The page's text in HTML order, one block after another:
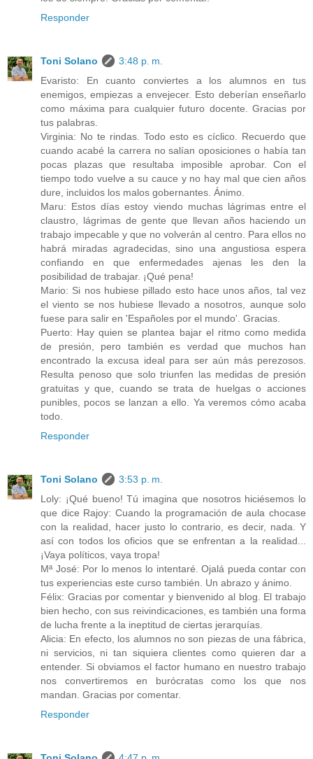
Responder
Toni Solano
3:48 p. m.
Evaristo: En cuanto conviertes a los alumnos en tus
enemigos, empiezas a envejecer. Esto deberían enseñarlo
como máxima para cualquier futuro docente. Gracias por
tus palabras.
Virginia: No te rindas. Todo esto es cíclico. Recuerdo que
cuando acabé la carrera no salían oposiciones o había tan
pocas plazas que resultaba imposible aprobar. Con el
tiempo todo vuelve a su cauce y no hay mal que cien años
dure, incluidos los malos gobernantes. Ánimo.
Maru: Estos días estoy viendo muchas lágrimas entre el
claustro, lágrimas de gente que llevan años haciendo un
trabajo impecable y que no volverán al centro. Para ellos no
habrá miradas agradecidas, sino una angustiosa espera
confiando en que enfermedades ajenas les den la
posibilidad de trabajar. ¡Qué pena!
Mario: Si nos hubiese pillado esto hace unos años, tal vez
el viento se nos hubiese llevado a nosotros, aunque solo
fuese para salir en 'Españoles por el mundo'. Gracias.
Puerto: Hay quien se plantea bajar el ritmo como medida
de presión, pero también es verdad que muchos han
encontrado la excusa ideal para ser aún más perezosos.
Resulta penoso que solo triunfen las medidas de presión
gratuitas y que, cuando se trata de huelgas o acciones
punibles, pocos se lanzan a ello. Ya veremos cómo acaba
todo.
Responder
Toni Solano
3:53 p. m.
Loly: ¡Qué bueno! Tú imagina que nosotros hiciésemos lo
que dice Rajoy: Cuando la programación de aula chocase
con la realidad, hacer justo lo contrario, es decir, nada. Y
así con todos los oficios que se enfrentan a la realidad...
¡Vaya políticos, vaya tropa!
Mª José: Por lo menos lo intentaré. Ojalá pueda contar con
tus experiencias este curso también. Un abrazo y ánimo.
Félix: Gracias por comentar y bienvenido al blog. El trabajo
bien hecho, con sus reivindicaciones, es también una forma
de lucha frente a la ineptitud de ciertas jerarquías.
Alicia: En efecto, los alumnos no son piezas de una fábrica,
ni servicios, ni tan siquiera clientes como quieren dar a
entender. Si obviamos el factor humano en nuestro trabajo
nos convertiremos en burócratas como los que nos
mandan. Gracias por comentar.
Responder